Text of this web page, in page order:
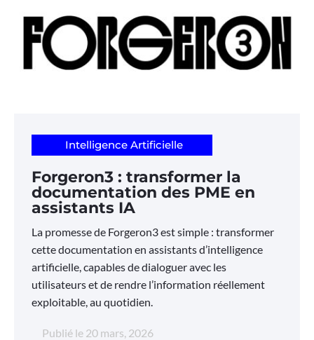
Intelligence Artificielle
Forgeron3 : transformer la
documentation des PME en
assistants IA
La promesse de Forgeron3 est simple : transformer
cette documentation en assistants d’intelligence
artificielle, capables de dialoguer avec les
utilisateurs et de rendre l’information réellement
exploitable, au quotidien.
Publié le 20 mars, 2026